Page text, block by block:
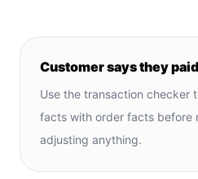
Customer says they paid
Use the transaction checker
facts with order facts before
adjusting anything.